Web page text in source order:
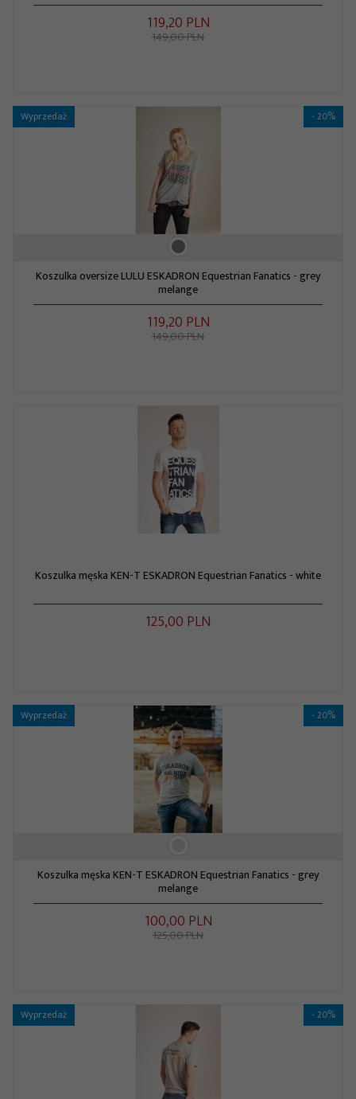
119,20 PLN
149,00 PLN
Wyprzedaż - 20%
Koszulka oversize LULU ESKADRON Equestrian Fanatics - grey
melange
119,20 PLN
149,00 PLN
Koszulka męska KEN-T ESKADRON Equestrian Fanatics - white
125,00 PLN
Wyprzedaż - 20%
Koszulka męska KEN-T ESKADRON Equestrian Fanatics - grey
melange
100,00 PLN
125,00 PLN
Wyprzedaż - 20%